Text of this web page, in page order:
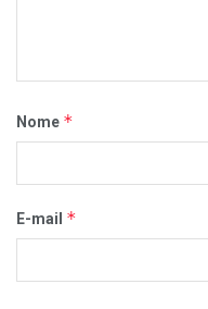
Nome *
E-mail *